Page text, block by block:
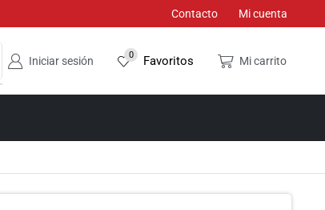
Contacto Mi cuenta
Iniciar sesión 0 Favoritos Mi carrito